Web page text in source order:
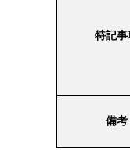
特記事
備考